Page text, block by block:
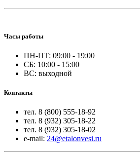
Часы работы
ПН-ПТ: 09:00 - 19:00
СБ: 10:00 - 15:00
ВС: выходной
Контакты
тел. 8 (800) 555-18-92
тел. 8 (932) 305-18-22
тел. 8 (932) 305-18-02
e-mail: 24@etalonvesi.ru